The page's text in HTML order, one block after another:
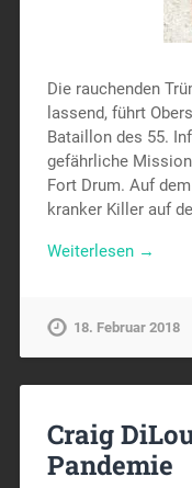
Die rauchenden
lassend, führt
Bataillon des 55.
gefährliche
Fort Drum. Auf
kranker Killer auf
Weiterlesen →
18. Februar 2018
Craig
Pandemie